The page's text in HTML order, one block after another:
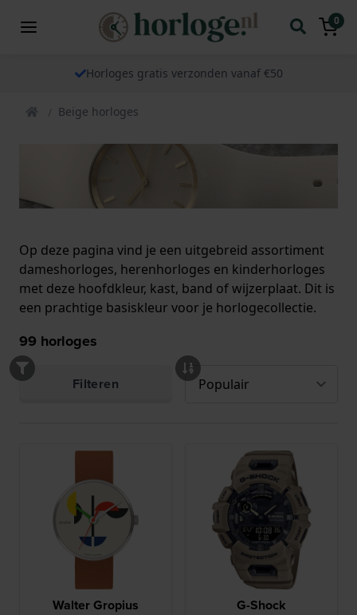
0
Horloges gratis verzonden vanaf €50
Beige horloges
Op deze pagina vind je een uitgebreid assortiment
dameshorloges, herenhorloges en kinderhorloges
met deze hoofdkleur, kast, band of wijzerplaat. Dit is
een prachtige basiskleur voor je horlogecollectie.
99 horloges
Filteren
Walter Gropius G-Shock